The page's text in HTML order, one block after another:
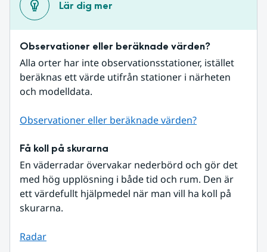
Lär dig mer
Observationer eller beräknade värden?
Alla orter har inte observationsstationer, istället
beräknas ett värde utifrån stationer i närheten
och modelldata.
Observationer eller beräknade värden?
Få koll på skurarna
En väderradar övervakar nederbörd och gör det
med hög upplösning i både tid och rum. Den är
ett värdefullt hjälpmedel när man vill ha koll på
skurarna.
Radar